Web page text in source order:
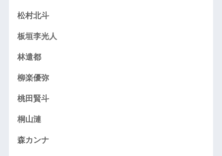
松村北斗
板垣李光人
林遣都
柳楽優弥
桃田賢斗
桐山漣
森カンナ